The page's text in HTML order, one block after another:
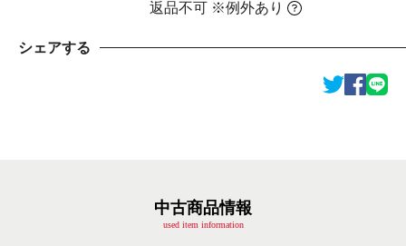
返品不可 ※例外あり
シェアする
中古商品情報
used item information